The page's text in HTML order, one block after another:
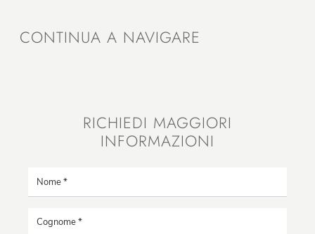
CONTINUA A NAVIGARE
RICHIEDI MAGGIORI
INFORMAZIONI